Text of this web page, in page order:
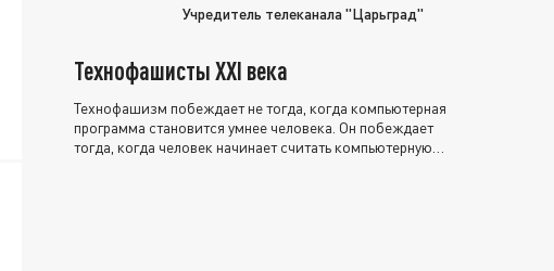
Учредитель телеканала "Царьград"
Технофашисты XXI века
Технофашизм побеждает не тогда, когда компьютерная
программа становится умнее человека. Он побеждает
тогда, когда человек начинает считать компьютерную